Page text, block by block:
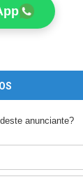
anunciante?